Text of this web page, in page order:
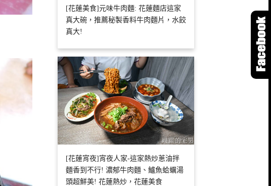
[花蓮美食]元味牛肉麵: 花蓮麵店這家
真大碗，推薦秘製香料牛肉麵片，水餃
真大!
[花蓮宵夜]宵夜人家-這家熱炒蔥油拌
麵香到不行! 濃郁牛肉麵、鱸魚蛤蠣湯
頭超鮮美! 花蓮熱炒，花蓮美食